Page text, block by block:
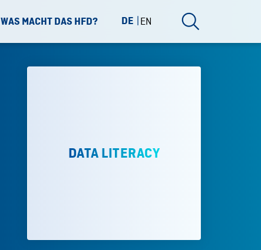
WAS MACHT DAS HFD? DE EN
DATA LITERACY